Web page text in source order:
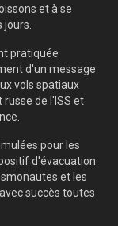
et à se
pratiquée
d'un message
vols spatiaux
de l'ISS et
pour les
d'évacuation
et les
succès toutes